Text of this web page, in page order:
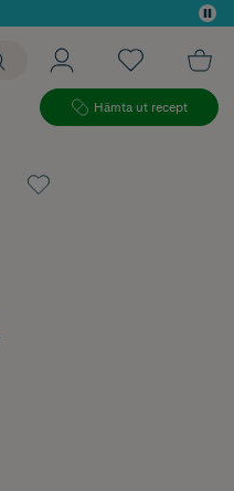
Hämta ut recept